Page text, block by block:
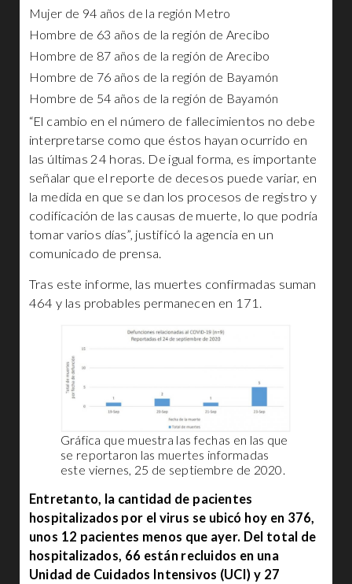
Mujer de 94 años de la región Metro
Hombre de 63 años de la región de Arecibo
Hombre de 87 años de la región de Arecibo
Hombre de 76 años de la región de Bayamón
Hombre de 54 años de la región de Bayamón
“El cambio en el número de fallecimientos no debe
interpretarse como que éstos hayan ocurrido en
las últimas 24 horas. De igual forma, es importante
señalar que el reporte de decesos puede variar, en
la medida en que se dan los procesos de registro y
codificación de las causas de muerte, lo que podría
tomar varios días”, justificó la agencia en un
comunicado de prensa.
Tras este informe, las muertes confirmadas suman
464 y las probables permanecen en 171.
Gráfica que muestra las fechas en las que
se reportaron las muertes informadas
este viernes, 25 de septiembre de 2020.
Entretanto, la cantidad de pacientes
hospitalizados por el virus se ubicó hoy en 376,
unos 12 pacientes menos que ayer. Del total de
hospitalizados, 66 están recluidos en una
Unidad de Cuidados Intensivos (UCI) y 27